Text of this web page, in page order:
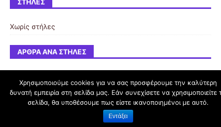
Χωρίς στήλες
ΆΡΘΡΑ ΑΝΆ ΣΤΉΛΕΣ
schoolpress.sch.gr
Όροι Χρήσης schoolpress.sch.gr|Δήλωση προσβασιμότητας
Χρησιμοποιούμε cookies για να σας προσφέρουμε την καλύτερη
δυνατή εμπειρία στη σελίδα μας. Εάν συνεχίσετε να χρησιμοποιείτε
σελίδα, θα υποθέσουμε πως είστε ικανοποιημένοι με αυτό.
Εντάξει